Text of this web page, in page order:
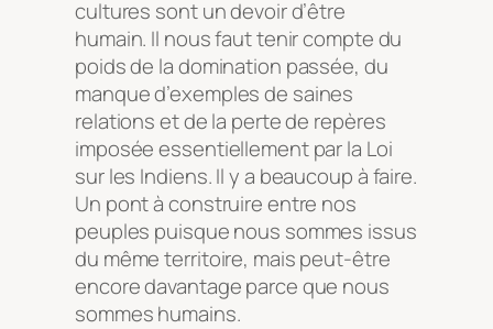
cultures sont un devoir d’être
humain. Il nous faut tenir compte du
poids de la domination passée, du
manque d’exemples de saines
relations et de la perte de repères
imposée essentiellement par la Loi
sur les Indiens. Il y a beaucoup à faire.
Un pont à construire entre nos
peuples puisque nous sommes issus
du même territoire, mais peut-être
encore davantage parce que nous
sommes humains.